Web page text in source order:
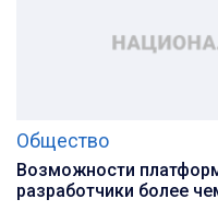
Общество
Возможности
разработчики более